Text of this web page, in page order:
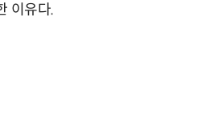
이유다.